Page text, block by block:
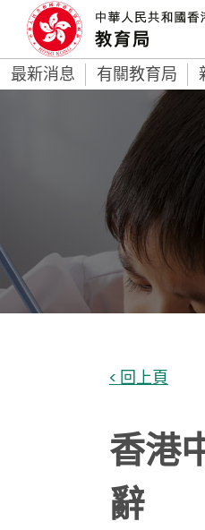
最新消息 有關教育局
< 回上頁
香港
辭